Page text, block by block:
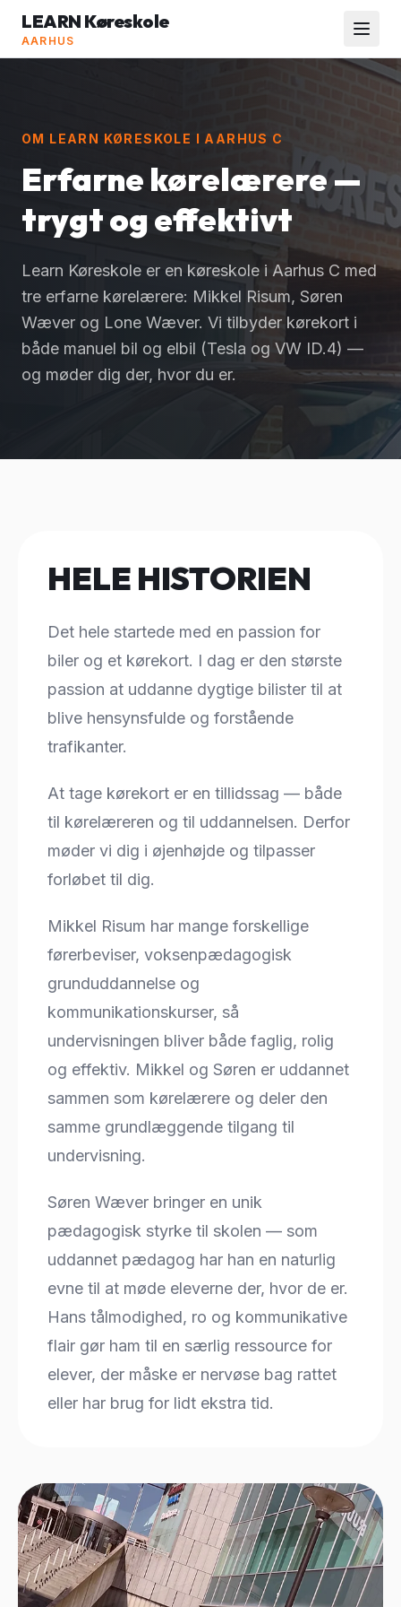
LEARN Køreskole
AARHUS
OM LEARN KØRESKOLE I AARHUS C
Erfarne kørelærere —
trygt og effektivt
Learn Køreskole er en køreskole i Aarhus C med
tre erfarne kørelærere: Mikkel Risum, Søren
Wæver og Lone Wæver. Vi tilbyder kørekort i
både manuel bil og elbil (Tesla og VW ID.4) —
og møder dig der, hvor du er.
HELE HISTORIEN
Det hele startede med en passion for
biler og et kørekort. I dag er den største
passion at uddanne dygtige bilister til at
blive hensynsfulde og forstående
trafikanter.
At tage kørekort er en tillidssag — både
til kørelæreren og til uddannelsen. Derfor
møder vi dig i øjenhøjde og tilpasser
forløbet til dig.
Mikkel Risum har mange forskellige
førerbeviser, voksenpædagogisk
grunduddannelse og
kommunikationskurser, så
undervisningen bliver både faglig, rolig
og effektiv. Mikkel og Søren er uddannet
sammen som kørelærere og deler den
samme grundlæggende tilgang til
undervisning.
Søren Wæver bringer en unik
pædagogisk styrke til skolen — som
uddannet pædagog har han en naturlig
evne til at møde eleverne der, hvor de er.
Hans tålmodighed, ro og kommunikative
flair gør ham til en særlig ressource for
elever, der måske er nervøse bag rattet
eller har brug for lidt ekstra tid.